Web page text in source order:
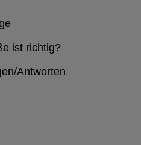
ist richtig?
Antworten